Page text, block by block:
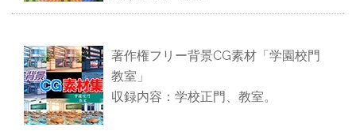
著作権フリー背景CG素材「学園校門
教室」
収録内容：学校正門、教室。